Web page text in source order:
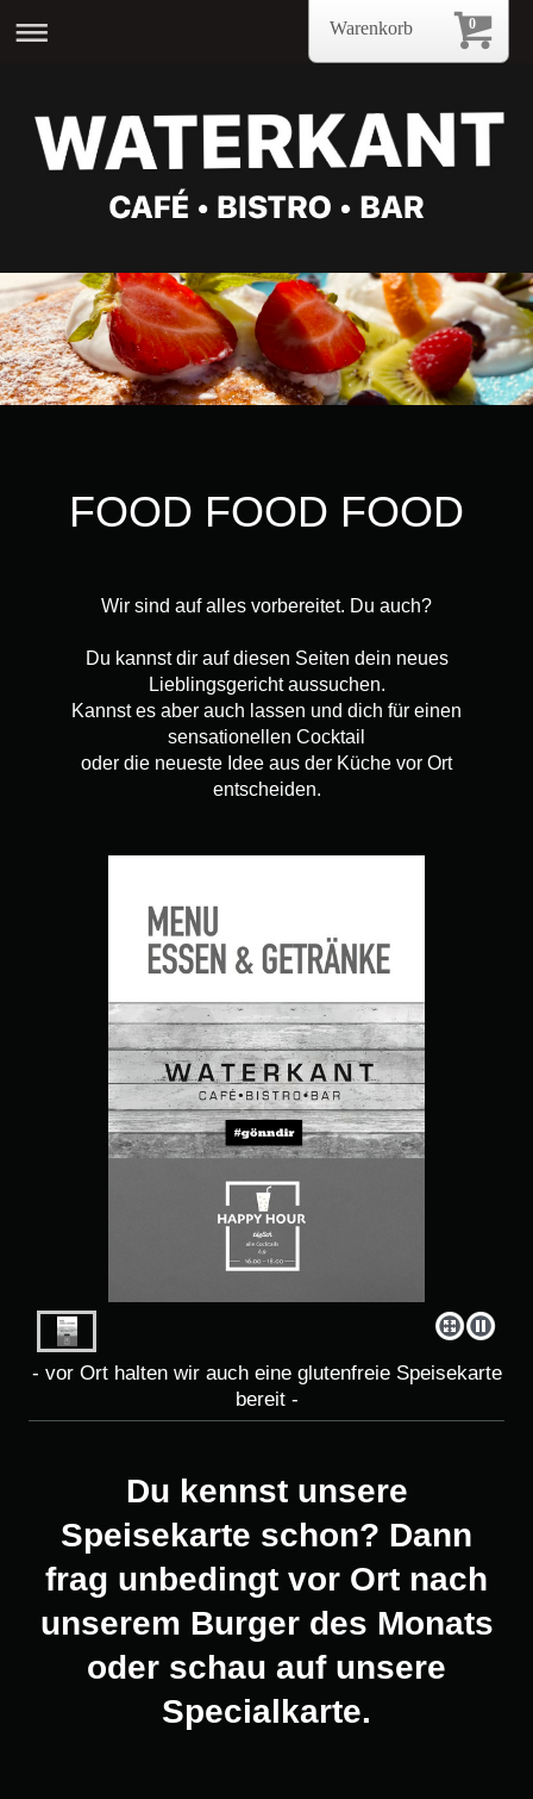
FOOD FOOD FOOD
Wir sind auf alles vorbereitet. Du auch?
Du kannst dir auf diesen Seiten dein neues
Lieblingsgericht aussuchen.
Kannst es aber auch lassen und dich für einen
sensationellen Cocktail
oder die neueste Idee aus der Küche vor Ort
entscheiden.
- vor Ort halten wir auch eine glutenfreie Speisekarte
bereit -
Du kennst unsere
Speisekarte schon? Dann
frag unbedingt vor Ort nach
unserem Burger des Monats
oder schau auf unsere
Specialkarte.
0
Warenkorb